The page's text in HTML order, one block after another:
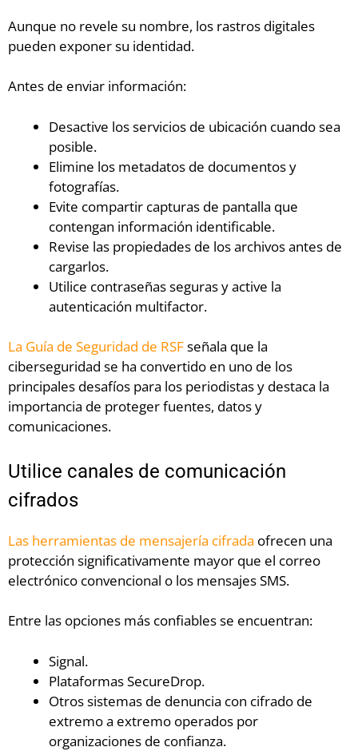
Aunque no revele su nombre, los rastros digitales
pueden exponer su identidad.
Antes de enviar información:
Desactive los servicios de ubicación cuando sea
posible.
Elimine los metadatos de documentos y
fotografías.
Evite compartir capturas de pantalla que
contengan información identificable.
Revise las propiedades de los archivos antes de
cargarlos.
Utilice contraseñas seguras y active la
autenticación multifactor.
La Guía de Seguridad de RSFseñala que la
ciberseguridad se ha convertido en uno de los
principales desafíos para los periodistas y destaca la
importancia de proteger fuentes, datos y
comunicaciones.
Utilice canales de comunicación
cifrados
Las herramientas de mensajería cifrada ofrecen una
protección significativamente mayor que el correo
electrónico convencional o los mensajes SMS.
Entre las opciones más confiables se encuentran:
Signal.
Plataformas SecureDrop.
Otros sistemas de denuncia con cifrado de
extremo a extremo operados por
organizaciones de confianza.